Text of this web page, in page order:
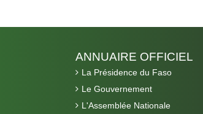
ANNUAIRE OFFICIEL
La Présidence du Faso
Le Gouvernement
L'Assemblée Nationale